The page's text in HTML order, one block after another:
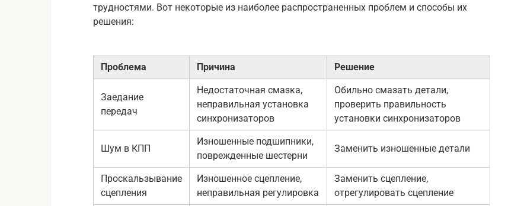
трудностями. Вот некоторые из наиболее распространенных проблем и способы их
решения:
Проблема Причина Решение
Заедание
передач
Недостаточная смазка,
неправильная установка
синхронизаторов
Обильно смазать детали,
проверить правильность
установки синхронизаторов
Шум в КПП
Изношенные подшипники,
поврежденные шестерни
Заменить изношенные детали
Проскальзывание
сцепления
Изношенное сцепление,
неправильная регулировка
Заменить сцепление,
отрегулировать сцепление